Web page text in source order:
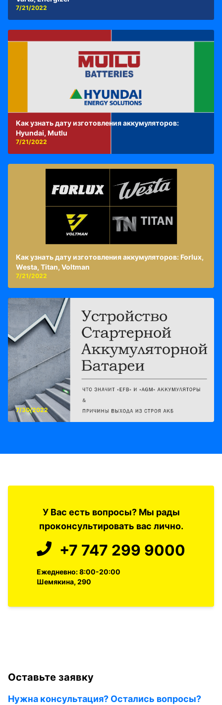
7/21/2022
Как узнать дату изготовления аккумуляторов:
Hyundai, Mutlu
7/21/2022
Как узнать дату изготовления аккумуляторов: Forlux,
Westa, Titan, Voltman
7/21/2022
7/30/2022
У Вас есть вопросы? Мы рады
проконсультировать вас лично.
+7 747 299 9000
Ежедневно: 8:00-20:00
Шемякина, 290
Оставьте заявку
Нужна консультация? Остались вопросы?